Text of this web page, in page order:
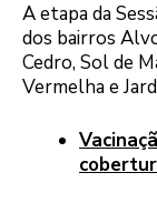
A etapa da
dos bairros
Cedro, Sol de
Vermelha e